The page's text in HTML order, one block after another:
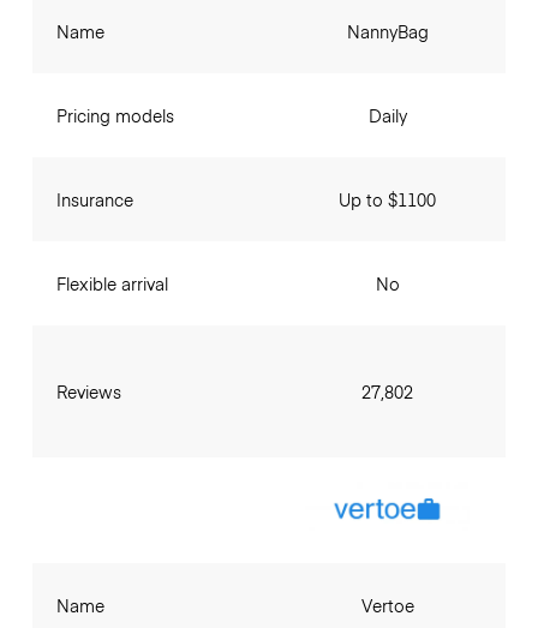
Name
Pricing models
Insurance
Flexible arrival
Reviews
NannyBag
Daily
Up to $1100
No
27,802
Name Vertoe